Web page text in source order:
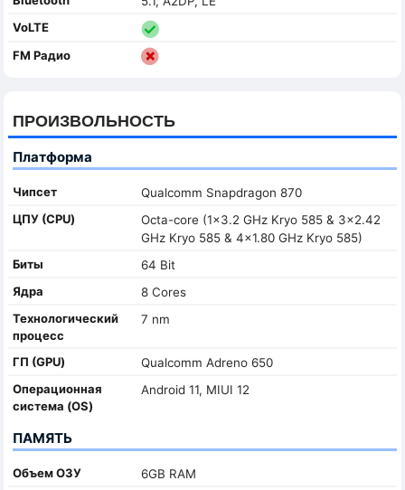
VoLTE
FM Радио
ПРОИЗВОЛЬНОСТЬ
Платформа
Чипсет
Qualcomm Snapdragon 870
ЦПУ (CPU)
Octa-core (1x3.2 GHz Kryo 585 & 3x2.42
GHz Kryo 585 & 4x1.80 GHz Kryo 585)
Биты
64 Bit
Ядра
8 Cores
Технологический
процесс
7 nm
ГП (GPU)
Qualcomm Adreno 650
Oперационная
система (OS)
Android 11, MIUI 12
ПАМЯТЬ
Объем ОЗУ 6GB RAM